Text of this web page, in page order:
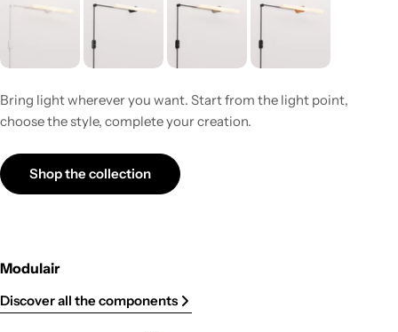
Bring light wherever you want. Start from the light point,
choose the style, complete your creation.
Shop the collection
Modulair
Discover all the components